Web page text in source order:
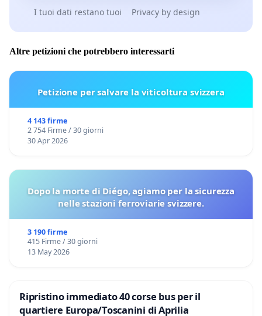
I tuoi dati restano tuoi Privacy by design
Altre petizioni che potrebbero interessarti
Petizione per salvare la viticoltura svizzera
4 143 firme
2 754 Firme / 30 giorni
30 Apr 2026
Dopo la morte di Diégo, agiamo per la sicurezza
nelle stazioni ferroviarie svizzere.
3 190 firme
415 Firme / 30 giorni
13 May 2026
Ripristino immediato 40 corse bus per il
quartiere Europa/Toscanini di Aprilia